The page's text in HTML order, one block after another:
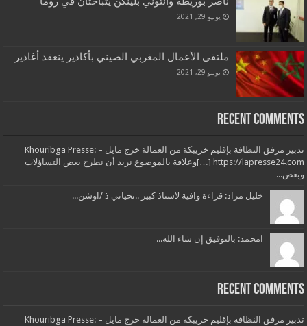
يونيو 29, 2021
ملتقى الأعمال المغربي الصيني بأكادير ينعقد أغادير
يونيو 29, 2021
Recent Comments
تدبير مرفق النظافة بإقليم خريبكة من العمالة خرج مايل – Khouribga Presse:
[…] https://lapresse24.comوعلاقة بالموضوع نريد أن نطرح بعض التساؤلات
وبعض...
خليل مراد: قراءة وافية لاستاذ كبير ..تحياتي ذ /اوشن...
امحمد: بالتوفيق إن شاء الله...
Recent Comments
تدبير مرفق النظافة بإقليم خريبكة من العمالة خرج مايل – Khouribga Presse: